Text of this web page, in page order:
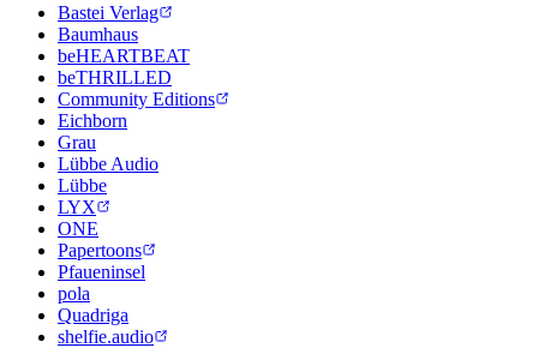
Bastei Verlag
Baumhaus
beHEARTBEAT
beTHRILLED
Community Editions
Eichborn
Grau
Lübbe Audio
Lübbe
LYX
ONE
Papertoons
Pfaueninsel
pola
Quadriga
shelfie.audio